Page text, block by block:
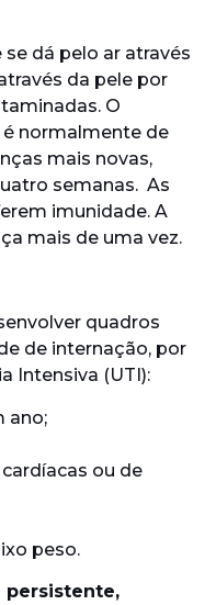
dá pelo ar através
da pele por
O
normalmente de
mais novas,
semanas. As
imunidade. A
mais de uma vez.
quadros
de internação, por
Intensiva (UTI):
ano;
ou de
peso.
persistente,